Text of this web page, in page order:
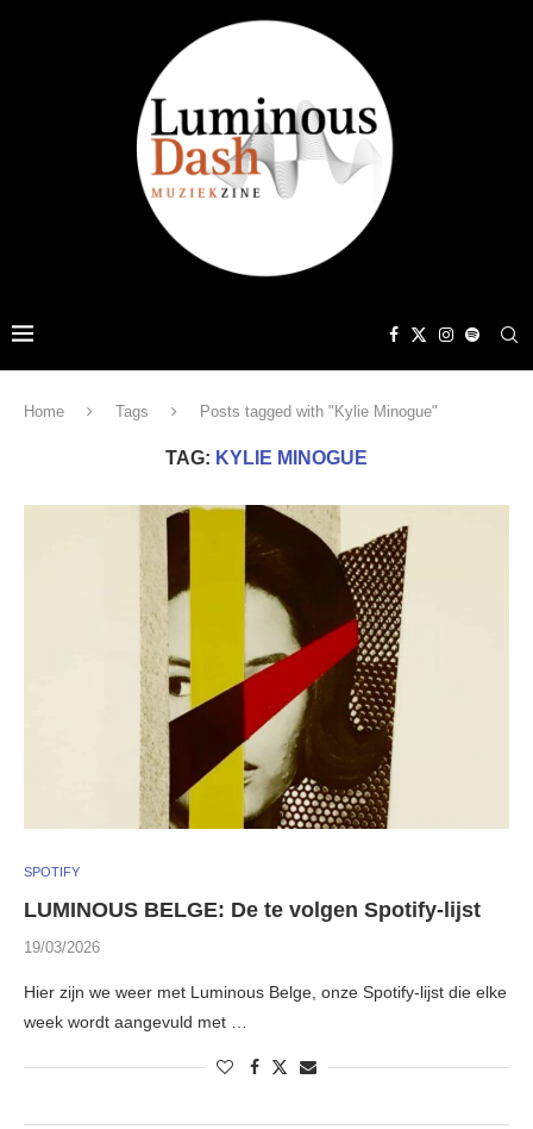
Home Tags Posts tagged with "Kylie Minogue"
TAG: KYLIE MINOGUE
SPOTIFY
LUMINOUS BELGE: De te volgen Spotify-lijst
19/03/2026
Hier zijn we weer met Luminous Belge, onze Spotify-lijst die elke
week wordt aangevuld met …